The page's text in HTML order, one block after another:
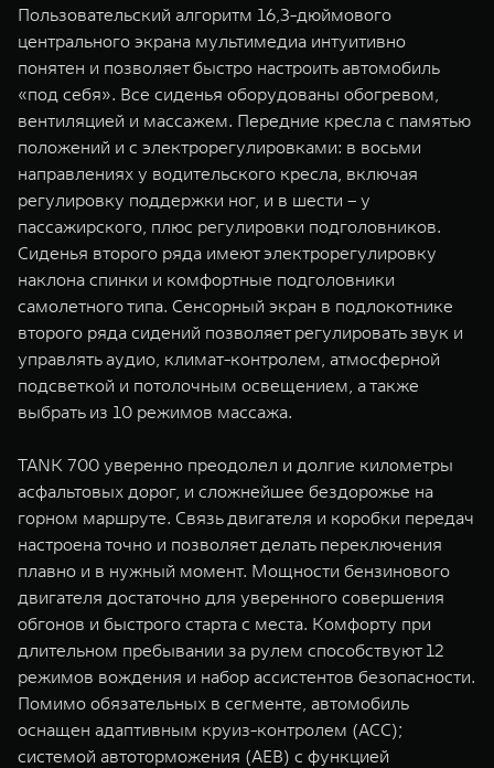
Пользовательский алгоритм 16,3-дюймового
центрального экрана мультимедиа интуитивно
понятен и позволяет быстро настроить автомобиль
«под себя». Все сиденья оборудованы обогревом,
вентиляцией и массажем. Передние кресла с памятью
положений и с электрорегулировками: в восьми
направлениях у водительского кресла, включая
регулировку поддержки ног, и в шести – у
пассажирского, плюс регулировки подголовников.
Сиденья второго ряда имеют электрорегулировку
наклона спинки и комфортные подголовники
самолетного типа. Сенсорный экран в подлокотнике
второго ряда сидений позволяет регулировать звук и
управлять аудио, климат-контролем, атмосферной
подсветкой и потолочным освещением, а также
выбрать из 10 режимов массажа.
TANK 700 уверенно преодолел и долгие километры
асфальтовых дорог, и сложнейшее бездорожье на
горном маршруте. Связь двигателя и коробки передач
настроена точно и позволяет делать переключения
плавно и в нужный момент. Мощности бензинового
двигателя достаточно для уверенного совершения
обгонов и быстрого старта с места. Комфорту при
длительном пребывании за рулем способствуют 12
режимов вождения и набор ассистентов безопасности.
Помимо обязательных в сегменте, автомобиль
оснащен адаптивным круиз-контролем (ACC);
системой автоторможения (AEB) с функцией